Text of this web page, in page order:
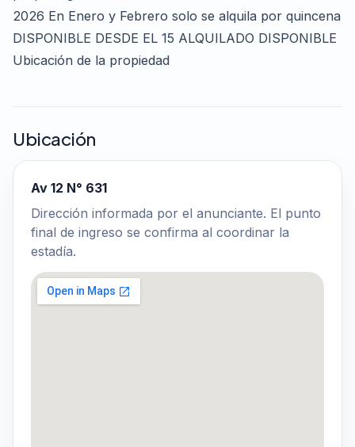
2026 En Enero y Febrero solo se alquila por quincena
DISPONIBLE DESDE EL 15 ALQUILADO DISPONIBLE
Ubicación de la propiedad
Ubicación
Av 12 N° 631
Dirección informada por el anunciante. El punto
final de ingreso se confirma al coordinar la
estadía.